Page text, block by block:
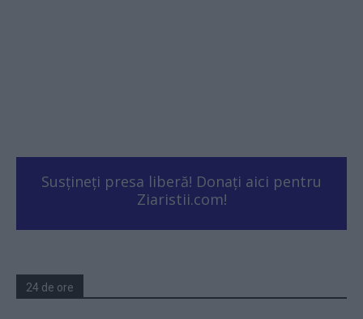
Susțineți presa liberă! Donați aici pentru
Ziaristii.com!
24 de ore